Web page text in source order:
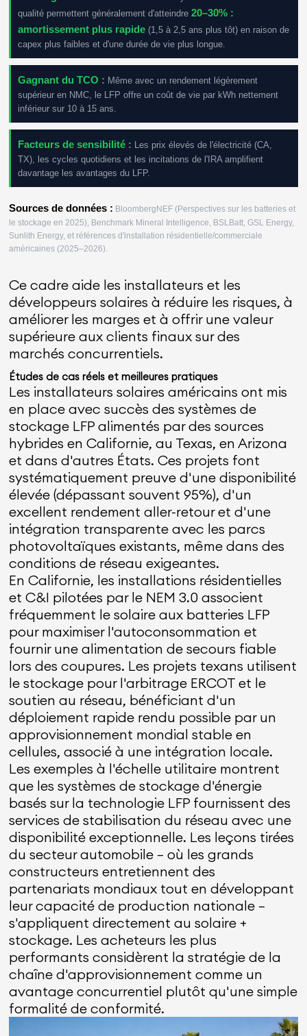
qualité permettent généralement d'atteindre20–30% :
amortissement plus rapide (1,5 à 2,5 ans plus tôt) en raison de
capex plus faibles et d'une durée de vie plus longue.
Gagnant du TCO : Même avec un rendement légèrement
supérieur en NMC, le LFP offre un coût de vie par kWh nettement
inférieur sur 10 à 15 ans.
Facteurs de sensibilité : Les prix élevés de l'électricité (CA,
TX), les cycles quotidiens et les incitations de l'IRA amplifient
davantage les avantages du LFP.
Sources de données : BloombergNEF (Perspectives sur les batteries et
le stockage en 2025), Benchmark Mineral Intelligence, BSLBatt, GSL Energy,
Sunlith Energy, et références d'installation résidentielle/commerciale
américaines (2025–2026).
Ce cadre aide les installateurs et les
développeurs solaires à réduire les risques, à
améliorer les marges et à offrir une valeur
supérieure aux clients finaux sur des
marchés concurrentiels.
Études de cas réels et meilleures pratiques
Les installateurs solaires américains ont mis
en place avec succès des systèmes de
stockage LFP alimentés par des sources
hybrides en Californie, au Texas, en Arizona
et dans d'autres États. Ces projets font
systématiquement preuve d'une disponibilité
élevée (dépassant souvent 95%), d'un
excellent rendement aller-retour et d'une
intégration transparente avec les parcs
photovoltaïques existants, même dans des
conditions de réseau exigeantes.
En Californie, les installations résidentielles
et C&I pilotées par le NEM 3.0 associent
fréquemment le solaire aux batteries LFP
pour maximiser l'autoconsommation et
fournir une alimentation de secours fiable
lors des coupures. Les projets texans utilisent
le stockage pour l'arbitrage ERCOT et le
soutien au réseau, bénéficiant d'un
déploiement rapide rendu possible par un
approvisionnement mondial stable en
cellules, associé à une intégration locale.
Les exemples à l'échelle utilitaire montrent
que les systèmes de stockage d'énergie
basés sur la technologie LFP fournissent des
services de stabilisation du réseau avec une
disponibilité exceptionnelle. Les leçons tirées
du secteur automobile — où les grands
constructeurs entretiennent des
partenariats mondiaux tout en développant
leur capacité de production nationale —
s'appliquent directement au solaire +
stockage. Les acheteurs les plus
performants considèrent la stratégie de la
chaîne d'approvisionnement comme un
avantage concurrentiel plutôt qu'une simple
formalité de conformité.